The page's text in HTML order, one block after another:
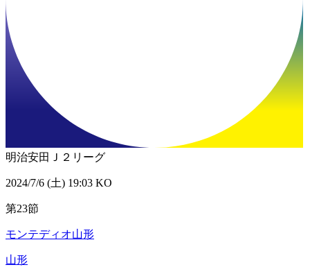
明治安田Ｊ２リーグ
2024/7/6 (土) 19:03 KO
第23節
モンテディオ山形
山形